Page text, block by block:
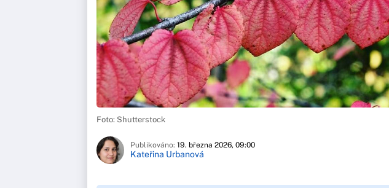
Foto: Shutterstock
Publikováno: 19. března 2026, 09:00
Kateřina Urbanová